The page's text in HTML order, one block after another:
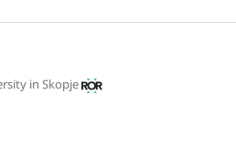
in Skopje